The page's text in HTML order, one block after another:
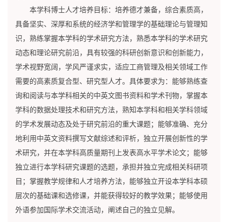
本学科博士人才培养目标：培养德才兼备，综合素质高，
具备坚实、深厚和系统的经济学和管理学的基础理论与管理知
识，熟练掌握本学科的学术研究方法，熟悉本学科的学术研究
动态和理论研究前沿，具有较强的科研创新意识和创新能力，
学术视野宽阔，学风严谨求实，适应工商管理及相关领域工作
需要的高素质复合型、研究型人才。具体要求为：能够熟练查
询和阅读与本学科相关的中英文图书资料和学术刊物，掌握本
学科的数据处理技术和研究方法，熟知本学科和相关学科领域
的学术发展动态及处于研究前沿的重大课题；能够准确、充分
地利用中英文资料撰写文献综述和评析，独立开展创新性的学
术研究，并在本学科高质量期刊上发表高水平学术论文；能够
独立进行本学科研究课题的选题，承担并独立完成相关科研项
目；掌握教学规律和人才培养方法，能够独立开设本学科本硕
层次的基础课和选修课，并能获得较好的教学效果；能够使用
外语参加国际学术交流活动，阐述自己的独立见解。